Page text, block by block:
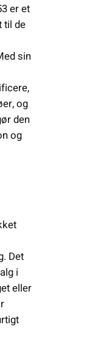
er et
til de
sin
og
den
og
Det
i
eller